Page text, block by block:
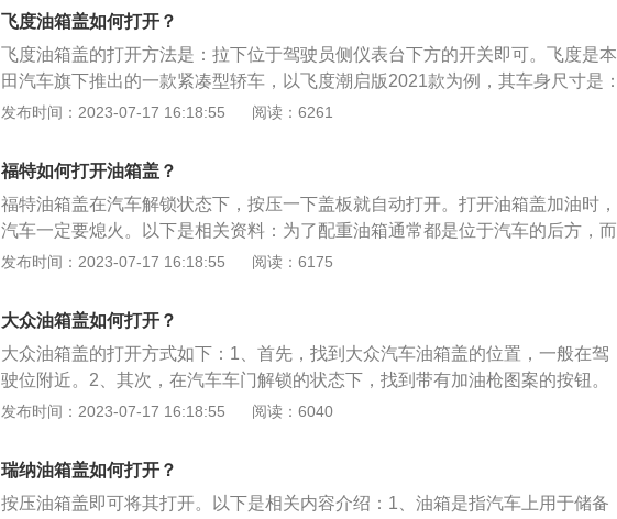
的后备箱、油箱盖一般能在驾驶室内远距离控制其开关操作，这种功能给车主带
来极大的方便。3、如果油箱盖打不开，可以从后备箱入手。首先拆下后备箱内
覆盖油箱的衬板，衬板通常由一些塑料卡子固定，可以很容易地用螺丝刀撬开。
取下内衬板后，可以看到油箱盖的锁止机构，还可以看到用于远距离操作的油箱
盖拉线，只要拉动拉线，油箱盖便可打开。
飞度油箱盖如何打开？
飞度油箱盖的打开方法是：拉下位于驾驶员侧仪表台下方的开关即可。飞度是本
田汽车旗下推出的一款紧凑型轿车，以飞度潮启版2021款为例，其车身尺寸是：
长4109毫米、宽1694毫米、高1537毫米，轴距为2530毫米。飞度潮启版2021款
转，最大扭矩是155牛米，最大扭矩转速是每分钟4600转，其前悬架使用了麦弗
逊式独立悬架，后悬架使用了扭力梁式非独立悬架。
发布时间：2023-07-17 16:18:55 阅读：6261
福特如何打开油箱盖？
福特油箱盖在汽车解锁状态下，按压一下盖板就自动打开。打开油箱盖加油时，
汽车一定要熄火。以下是相关资料：为了配重油箱通常都是位于汽车的后方，而
汽车底盘的结构也各有不同，要照顾到悬挂的大小甚至排气的造型，让油箱大多
发布时间：2023-07-17 16:18:55 阅读：6175
大众油箱盖如何打开？
大众油箱盖的打开方式如下：1、首先，找到大众汽车油箱盖的位置，一般在驾
驶位附近。2、其次，在汽车车门解锁的状态下，找到带有加油枪图案的按钮。
3、最后，只要按下带有加油枪图案的按钮，油箱门即可自动打开。关于汽车油
方形，用不锈钢做成，密封性优良。2、如果油箱盖无法开启，则可以选择从后
备箱将其打开。
发布时间：2023-07-17 16:18:55 阅读：6040
瑞纳油箱盖如何打开？
按压油箱盖即可将其打开。以下是相关内容介绍：1、油箱是指汽车上用于储备